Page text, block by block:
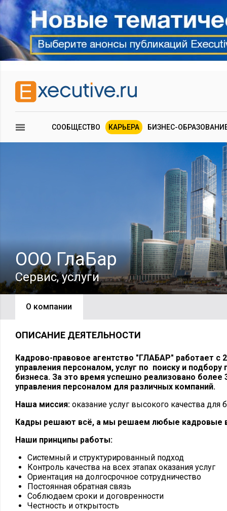
СООБЩЕСТВО КАРЬЕРА БИЗНЕС-
ООО ГлаБар
Сервис, услуги
О компании
ОПИСАНИЕ ДЕЯТЕЛЬНОСТИ
Кадрово-правовое агентство "ГЛАБАР" работает с
управления персоналом, услуг по поиску и подбору
бизнеса. За это время успешно реализовано более
управления персоналом для различных компаний.
Наша миссия: оказание услуг высокого качества для
Кадры решают всё, а мы решаем любые кадровые
Наши принципы работы:
Системный и структурированный подход
Контроль качества на всех этапах оказания услуг
Ориентация на долгосрочное сотрудничество
Постоянная обратная связь
Соблюдаем сроки и договренности
Честность и открытость